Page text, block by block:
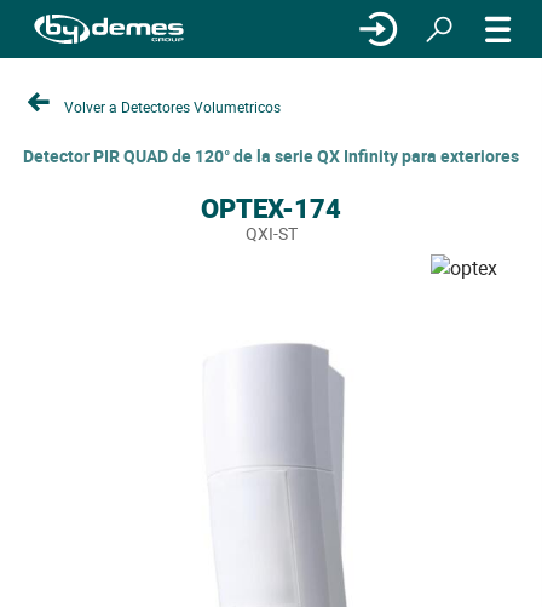
Volver a Detectores Volumetricos
Detector PIR QUAD de 120° de la serie QX Infinity para exteriores
OPTEX-174
QXI-ST